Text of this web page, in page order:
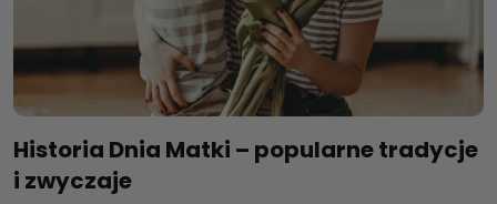
Historia Dnia Matki – popularne tradycje
i zwyczaje